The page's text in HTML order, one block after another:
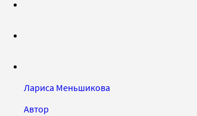
Лариса Меньшикова
Автор